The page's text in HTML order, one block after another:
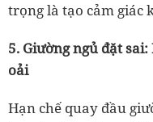
trọng là tạo cảm giác
5. Giường ngủ đặt
oải
Hạn chế quay đầu